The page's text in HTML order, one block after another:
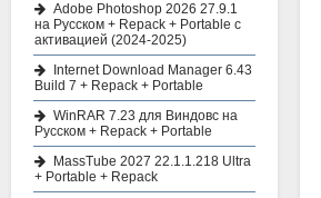
Adobe Photoshop 2026 27.9.1
на Русском + Repack + Portable с
активацией (2024-2025)
Internet Download Manager 6.43
Build 7 + Repack + Portable
WinRAR 7.23 для Виндовс на
Русском + Repack + Portable
MassTube 2027 22.1.1.218 Ultra
+ Portable + Repack